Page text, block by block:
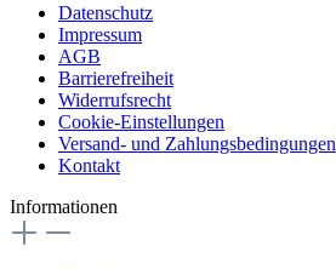
Datenschutz
Impressum
AGB
Barrierefreiheit
Widerrufsrecht
Cookie-Einstellungen
Versand- und Zahlungsbedingungen
Kontakt
Informationen